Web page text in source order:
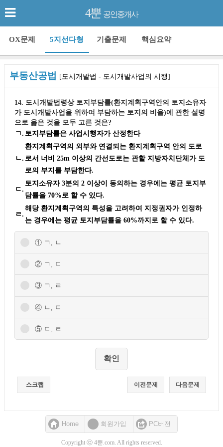
4뿐 공인중개사
OX문제 5지선다형 기출문제 핵심요약
부동산공법 [도시개발법 - 도시개발사업의 시행]
14. 도시개발법령상 토지부담률(환지계획구역안의 토지소유자
가 도시개발사업을 위하여 부담하는 토지의 비율)에 관한 설명
으로 옳은 것을 모두 고른 것은?
ㄱ. 토지부담률은 사업시행자가 산정한다
ㄴ.
환지계획구역의 외부와 연결되는 환지계획구역 안의 도로
로서 너비 25m 이상의 간선도로는 관할 지방자치단체가 도
로의 부지를 부담한다.
ㄷ.
토지소유자 3분의 2 이상이 동의하는 경우에는 평균 토지부
담률을 70%로 할 수 있다.
ㄹ.
해당 환지계획구역의 특성을 고려하여 지정권자가 인정하
는 경우에는 평균 토지부담률을 60%까지로 할 수 있다.
① ㄱ, ㄴ
② ㄱ, ㄷ
③ ㄱ, ㄹ
④ ㄴ, ㄷ
⑤ ㄷ, ㄹ
스크랩 다음문제
이전문제
Home 회원가입 PC버전
Copyright ⓒ 4뿐.com. All rights reserved.